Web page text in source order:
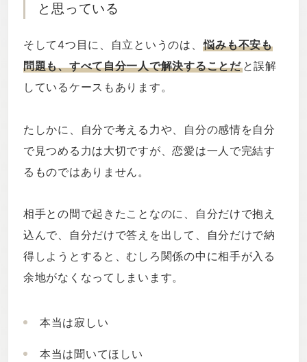
と思っている
そして4つ目に、自立というのは、 悩みも不安も
問題も、すべて自分一人で解決することだと誤解
しているケースもあります。
たしかに、自分で考える力や、自分の感情を自分
で見つめる力は大切ですが、恋愛は一人で完結す
るものではありません。
相手との間で起きたことなのに、自分だけで抱え
込んで、自分だけで答えを出して、自分だけで納
得しようとすると、むしろ関係の中に相手が入る
余地がなくなってしまいます。
本当は寂しい
本当は聞いてほしい